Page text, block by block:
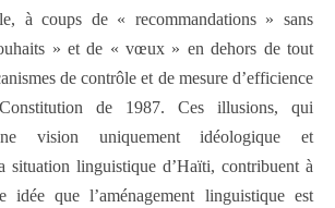
à coups de « recommandations » sans
» et de « vœux » en dehors de tout
de contrôle et de mesure d’efficience
de 1987. Ces illusions, qui
vision uniquement idéologique et
situation linguistique d’Haïti, contribuent à
idée que l’aménagement linguistique est